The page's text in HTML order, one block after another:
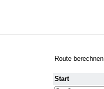
Route berechnen
Start